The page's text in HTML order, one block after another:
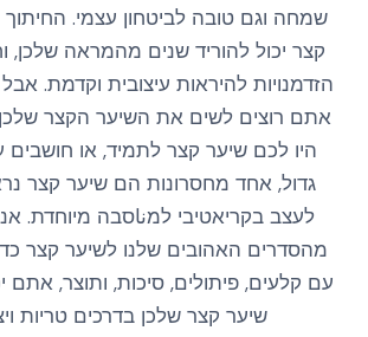
שמחה וגם טובה לביטחון עצמי. החיתוך
קצר יכול להוריד שנים מהמראה
הזדמנויות להיראות עיצובית וקדמת.
אתם רוצים לשים את השיער הקצר
היו לכם שיער קצר לתמיד, או חושבים
גדול, אחד מחסרונות הם שיער קצר
מהסדרים האהובים שלנו לשיער קצר
עם קלעים, פיתולים, סיכות, ותוצר, אתם
שיער קצר שלכן בדרכים טריות